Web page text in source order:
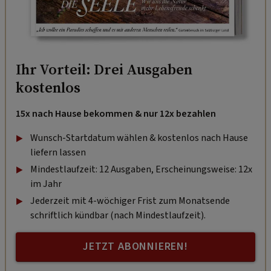
Ihr Vorteil: Drei Ausgaben
kostenlos
15x nach Hause bekommen & nur 12x bezahlen
Wunsch-Startdatum wählen & kostenlos nach Hause
liefern lassen
Mindestlaufzeit: 12 Ausgaben, Erscheinungsweise: 12x
im Jahr
Jederzeit mit 4-wöchiger Frist zum Monatsende
schriftlich kündbar (nach Mindestlaufzeit).
JETZT ABONNIEREN!